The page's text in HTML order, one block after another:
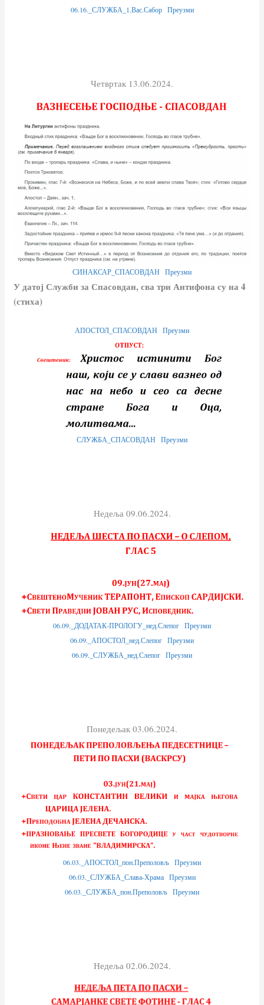
06.16._СЛУЖБА_1.Вас.Сабор Преузми
Четвртак 13.06.2024.
СИНАКСАР_СПАСОВДАН Преузми
У датој Служби за Спасовдан, сва три Антифона су на 4
(стиха)
АПОСТОЛ_СПАСОВДАН Преузми
СЛУЖБА_СПАСОВДАН Преузми
Недеља 09.06.2024.
06.09._ДОДАТАК-ПРОЛОГУ_нед.Слепог Преузми
06.09._АПОСТОЛ_нед.Слепог Преузми
06.09._СЛУЖБА_нед.Слепог Преузми
Понедељак 03.06.2024.
06.03._АПОСТОЛ_пон.Преполовљ Преузми
06.03._СЛУЖБА_Слава-Храма Преузми
06.03._СЛУЖБА_пон.Преполовљ Преузми
Недеља 02.06.2024.